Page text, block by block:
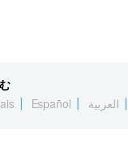
Español العربية